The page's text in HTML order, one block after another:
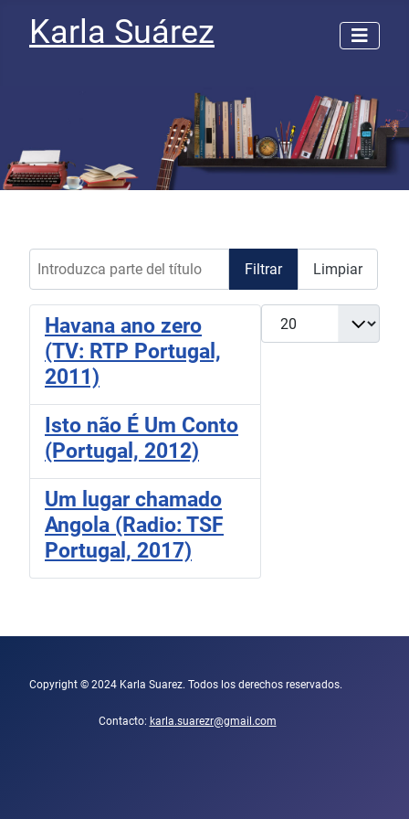
Karla Suárez
Filtrar Limpiar
Cantidad a mostrar
Havana ano zero
(TV: RTP Portugal,
2011)
Isto não É Um Conto
(Portugal, 2012)
Um lugar chamado
Angola (Radio: TSF
Portugal, 2017)
Copyright © 2024 Karla Suarez. Todos los derechos reservados.
Contacto: karla.suarezr@gmail.com